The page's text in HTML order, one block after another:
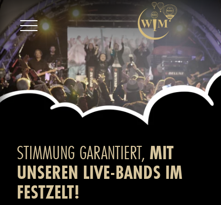
STIMMUNG GARANTIERT, MIT
UNSEREN LIVE-BANDS IM
FESTZELT!